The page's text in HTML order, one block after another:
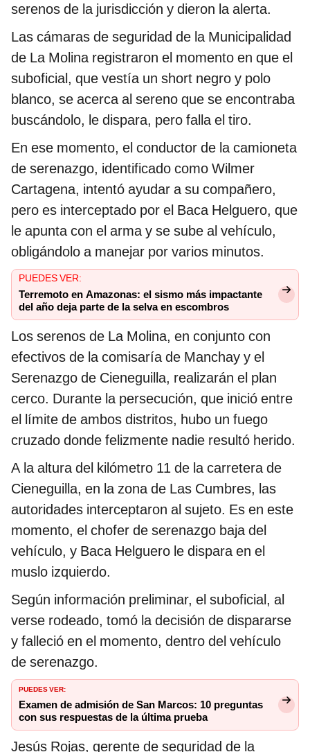
serenos de la jurisdicción y dieron la alerta.
Las cámaras de seguridad de la Municipalidad
de La Molina registraron el momento en que el
suboficial, que vestía un short negro y polo
blanco, se acerca al sereno que se encontraba
buscándolo, le dispara, pero falla el tiro.
En ese momento, el conductor de la camioneta
de serenazgo, identificado como Wilmer
Cartagena, intentó ayudar a su compañero,
pero es interceptado por el Baca Helguero, que
le apunta con el arma y se sube al vehículo,
obligándolo a manejar por varios minutos.
PUEDES VER:
Terremoto en Amazonas: el sismo más impactante
del año deja parte de la selva en escombros
Los serenos de La Molina, en conjunto con
efectivos de la comisaría de Manchay y el
Serenazgo de Cieneguilla, realizarán el plan
cerco. Durante la persecución, que inició entre
el límite de ambos distritos, hubo un fuego
cruzado donde felizmente nadie resultó herido.
A la altura del kilómetro 11 de la carretera de
Cieneguilla, en la zona de Las Cumbres, las
autoridades interceptaron al sujeto. Es en este
momento, el chofer de serenazgo baja del
vehículo, y Baca Helguero le dispara en el
muslo izquierdo.
Según información preliminar, el suboficial, al
verse rodeado, tomó la decisión de dispararse
y falleció en el momento, dentro del vehículo
de serenazgo.
PUEDES VER:
Examen de admisión de San Marcos: 10 preguntas
con sus respuestas de la última prueba
Jesús Rojas, gerente de seguridad de la